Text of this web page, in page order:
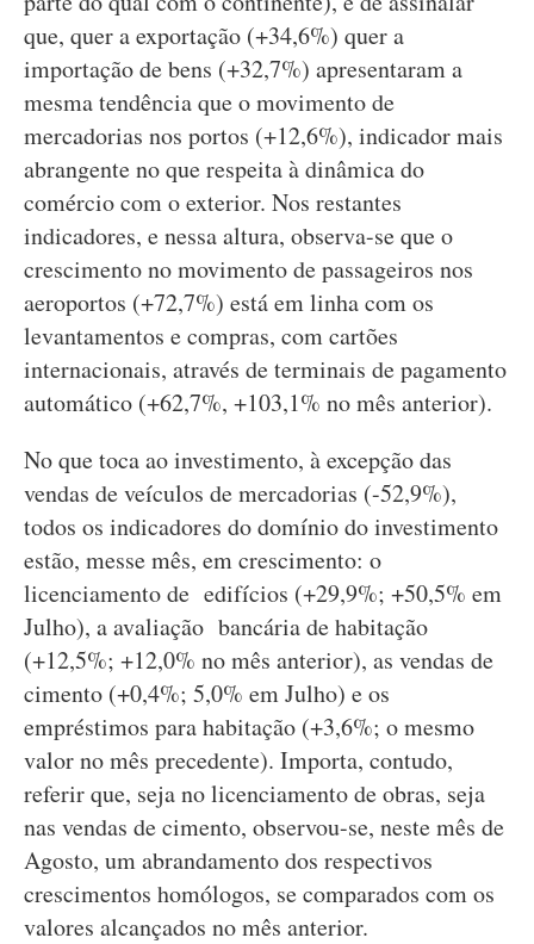
que, quer a exportação (+34,6%) quer a
importação de bens (+32,7%) apresentaram a
mesma tendência que o movimento de
mercadorias nos portos (+12,6%), indicador mais
abrangente no que respeita à dinâmica do
comércio com o exterior. Nos restantes
indicadores, e nessa altura, observa-se que o
crescimento no movimento de passageiros nos
aeroportos (+72,7%) está em linha com os
levantamentos e compras, com cartões
internacionais, através de terminais de pagamento
automático (+62,7%, +103,1% no mês anterior).
No que toca ao investimento, à excepção das
vendas de veículos de mercadorias (-52,9%),
todos os indicadores do domínio do investimento
estão, messe mês, em crescimento: o
licenciamento de edifícios (+29,9%; +50,5% em
Julho), a avaliação bancária de habitação
(+12,5%; +12,0% no mês anterior), as vendas de
cimento (+0,4%; 5,0% em Julho) e os
empréstimos para habitação (+3,6%; o mesmo
valor no mês precedente). Importa, contudo,
referir que, seja no licenciamento de obras, seja
nas vendas de cimento, observou-se, neste mês de
Agosto, um abrandamento dos respectivos
crescimentos homólogos, se comparados com os
valores alcançados no mês anterior.